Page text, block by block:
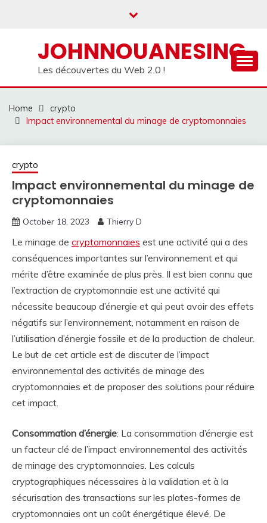
JOHNNOUANESING
Les découvertes du Web 2.0 !
Home
crypto
Impact environnemental du minage de cryptomonnaies
crypto
Impact environnemental du minage de
cryptomonnaies
October 18, 2023 Thierry D
Le minage de cryptomonnaies est une activité qui a des
conséquences importantes sur l’environnement et qui
mérite d’être examinée de plus près. Il est bien connu que
l’extraction de cryptomonnaie est une activité qui
nécessite beaucoup d’énergie et qui peut avoir des effets
négatifs sur l’environnement, notamment en raison de
l’utilisation d’énergie fossile et de la production de chaleur.
Le but de cet article est de discuter de l’impact
environnemental des activités de minage des
cryptomonnaies et de proposer des solutions pour réduire
cet impact.
Consommation d’énergie: La consommation d’énergie est
un facteur clé de l’impact environnemental des activités
de minage des cryptomonnaies. Les calculs
cryptographiques nécessaires à la validation et à la
sécurisation des transactions sur les plates-formes de
cryptomonnaies ont un coût énergétique élevé. De